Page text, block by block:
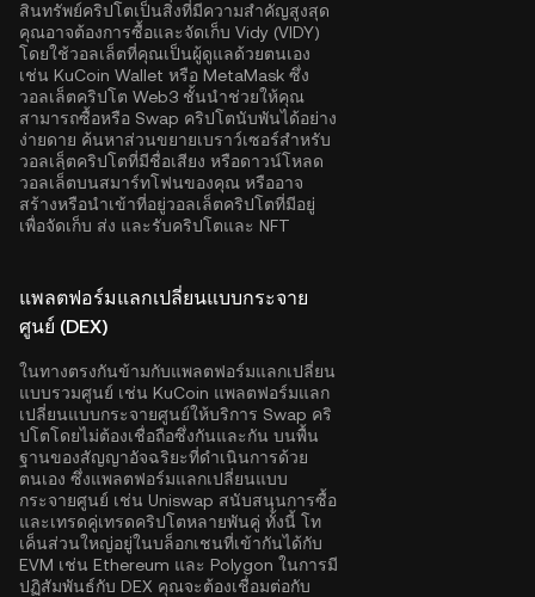
สินทรัพย์คริปโตเป็นสิ่งที่มีความสำคัญสูงสุด
คุณอาจต้องการซื้อและจัดเก็บ Vidy (VIDY)
โดยใช้วอลเล็ตที่คุณเป็นผู้ดูแลด้วยตนเอง
เช่น KuCoin Wallet หรือ MetaMask ซึ่ง
วอลเล็ตคริปโต Web3 ชั้นนำช่วยให้คุณ
สามารถซื้อหรือ Swap คริปโตนับพันได้อย่าง
ง่ายดาย ค้นหาส่วนขยายเบราว์เซอร์สำหรับ
วอลเลฺ็ตคริปโตที่มีชื่อเสียง หรือดาวน์โหลด
วอลเล็ตบนสมาร์ทโฟนของคุณ หรืออาจ
สร้างหรือนำเข้าที่อยู่วอลเล็ตคริปโตที่มีอยู่
เพื่อจัดเก็บ ส่ง และรับคริปโตและ NFT
แพลตฟอร์มแลกเปลี่ยนแบบกระจาย
ศูนย์ (DEX)
ในทางตรงกันข้ามกับแพลตฟอร์มแลกเปลี่ยน
แบบรวมศูนย์ เช่น KuCoin แพลตฟอร์มแลก
เปลี่ยนแบบกระจายศูนย์ให้บริการ Swap คริ
ปโตโดยไม่ต้องเชื่อถือซึ่งกันและกัน บนพื้น
ฐานของสัญญาอัจฉริยะที่ดำเนินการด้วย
ตนเอง ซึ่งแพลตฟอร์มแลกเปลี่ยนแบบ
กระจายศูนย์ เช่น Uniswap สนับสนุนการซื้อ
และเทรดคู่เทรดคริปโตหลายพันคู่ ทั้งนี้ โท
เค็นส่วนใหญ่อยู่ในบล็อกเชนที่เข้ากันได้กับ
EVM เช่น Ethereum และ Polygon ในการมี
ปฏิสัมพันธ์กับ DEX คุณจะต้องเชื่อมต่อกับ